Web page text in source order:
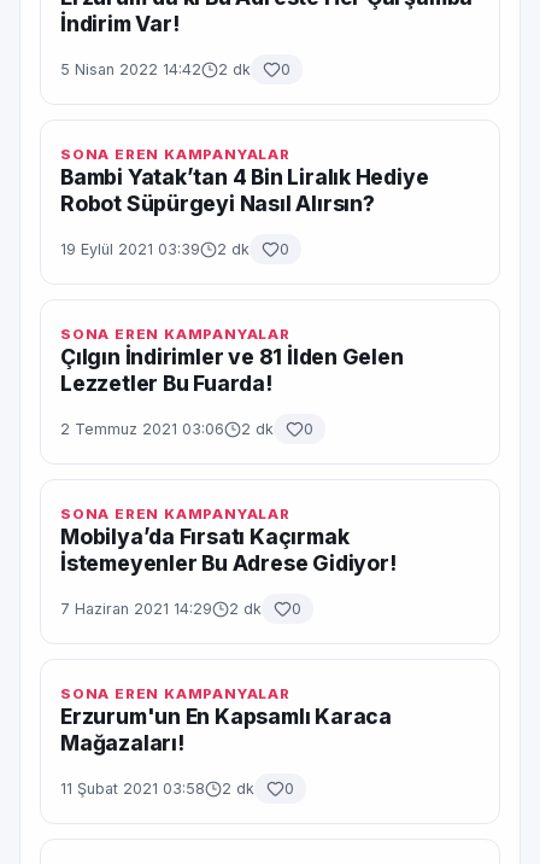
İndirim Var!
5 Nisan 2022 14:42 2 dk 0
SONA EREN KAMPANYALAR
Bambi Yatak’tan 4 Bin Liralık Hediye
Robot Süpürgeyi Nasıl Alırsın?
19 Eylül 2021 03:39 2 dk 0
SONA EREN KAMPANYALAR
Çılgın İndirimler ve 81 İlden Gelen
Lezzetler Bu Fuarda!
2 Temmuz 2021 03:06 2 dk 0
SONA EREN KAMPANYALAR
Mobilya’da Fırsatı Kaçırmak
İstemeyenler Bu Adrese Gidiyor!
7 Haziran 2021 14:29 2 dk 0
SONA EREN KAMPANYALAR
Erzurum'un En Kapsamlı Karaca
Mağazaları!
11 Şubat 2021 03:58 2 dk 0